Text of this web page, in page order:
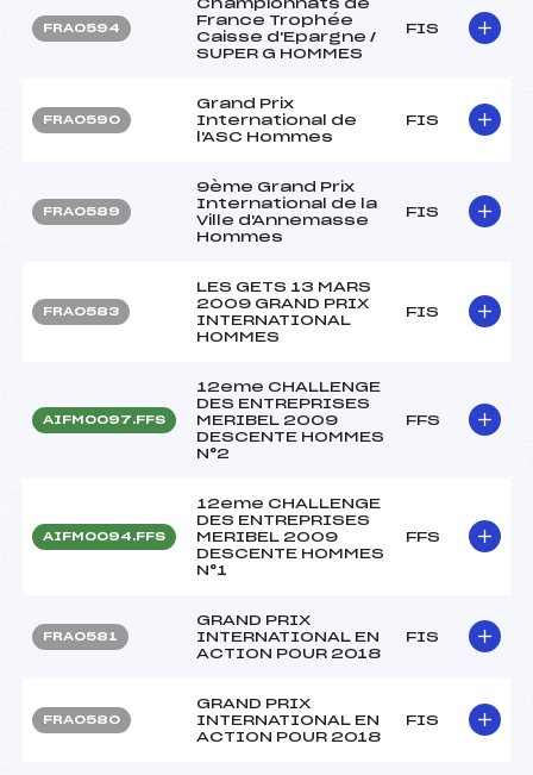
FRA0594
Championnats de
France Trophée
Caisse d'Epargne /
SUPER G HOMMES
FIS
FRA0590
Grand Prix
International de
l'ASC Hommes
FIS
FRA0589
9ème Grand Prix
International de la
Ville d'Annemasse
Hommes
FIS
FRA0583
LES GETS 13 MARS
2009 GRAND PRIX
INTERNATIONAL
HOMMES
FIS
AIFM0097.FFS
12eme CHALLENGE
DES ENTREPRISES
MERIBEL 2009
DESCENTE HOMMES
N°2
FFS
AIFM0094.FFS
12eme CHALLENGE
DES ENTREPRISES
MERIBEL 2009
DESCENTE HOMMES
N°1
FFS
FRA0581
GRAND PRIX
INTERNATIONAL EN
ACTION POUR 2018
FIS
FRA0580
GRAND PRIX
INTERNATIONAL EN
ACTION POUR 2018
FIS